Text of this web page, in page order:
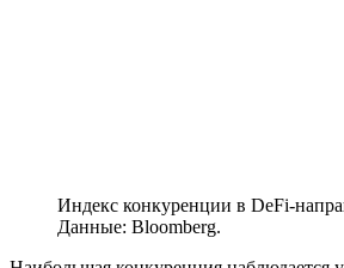
Индекс конкуренции в DeFi-
Данные: Bloomberg.